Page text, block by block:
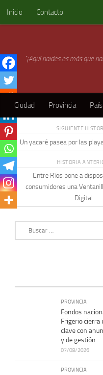
Skip to content
Inicio Contacto
"¡Aquí naides es más que
Ciudad Provincia País
SIGUIENTE
Un yacaré pasea por las
HISTORIA
Entre Ríos pone a
consumidores una
Digital
PROVINCIA
Fondos
Frigerio cierra
clave con
y de gestión
07/08/2026
PROVINCIA